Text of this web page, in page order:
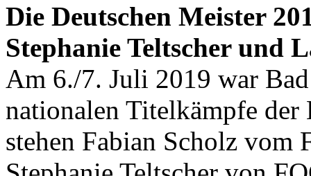
Die Deutschen Meister
Stephanie Teltscher und
Am 6./7. Juli 2019 war
nationalen Titelkämpfe
stehen Fabian Scholz vom